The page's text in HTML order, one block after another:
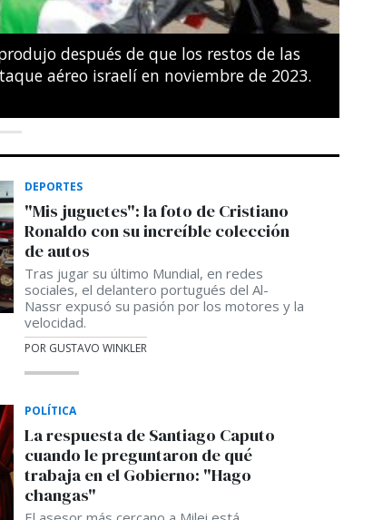
artística por parejas mixtas durante
noreste de París. SÉBASTIEN BOZON / AFP
"Mis juguetes": la foto de Cristiano
Ronaldo con su increíble colección
de autos
Tras jugar su último Mundial, en redes
sociales, el delantero portugués del Al-
Nassr expusó su pasión por los motores y la
velocidad.
POR GUSTAVO WINKLER
La respuesta de Santiago Caputo
cuando le preguntaron de qué
trabaja en el Gobierno: "Hago
changas"
El asesor más cercano a Milei está
contratado como monotributista por la